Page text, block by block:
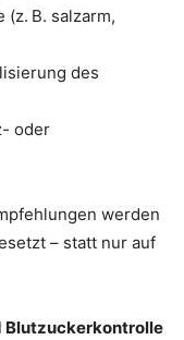
B. salzarm,
des
oder
werden
– statt nur auf
Blutzuckerkontrolle